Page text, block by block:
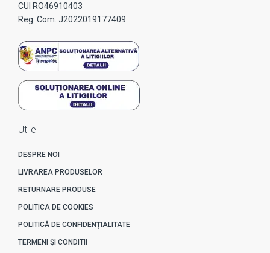
CUI RO46910403
Reg. Com. J2022019177409
Utile
DESPRE NOI
LIVRAREA PRODUSELOR
RETURNARE PRODUSE
POLITICA DE COOKIES
POLITICĂ DE CONFIDENȚIALITATE
TERMENI ȘI CONDITII